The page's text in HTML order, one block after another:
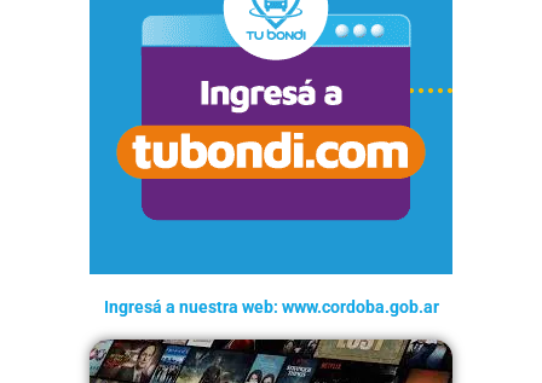
Ingresá a nuestra web: www.cordoba.gob.ar